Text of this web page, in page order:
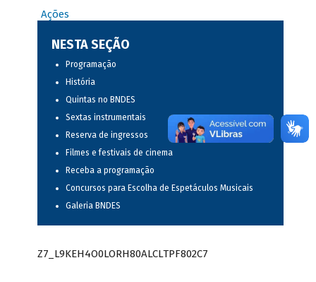
Ações
NESTA SEÇÃO
Programação
História
Quintas no BNDES
Sextas instrumentais
Reserva de ingressos
Filmes e festivais de cinema
Receba a programação
Concursos para Escolha de Espetáculos Musicais
Galeria BNDES
Z7_L9KEH4O0LORH80ALCLTPF802C7